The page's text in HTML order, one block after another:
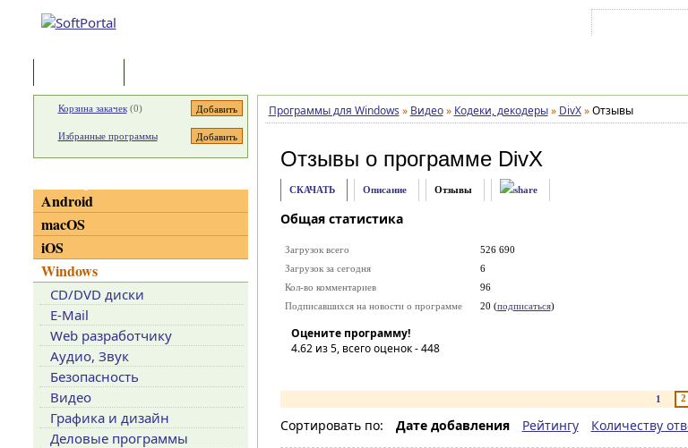
Программы для Windows » Видео » Кодеки, декодеры » DivX » Отзывы
Отзывы о программе DivX
СКАЧАТЬ Описание Отзывы
Общая статистика
Загрузок всего
526 690
Загрузок за сегодня
6
Кол-во комментариев
96
Подписавшихся на новости о программе
20 (подписаться)
Оцените программу!
4.62из 5, всего оценок -448
1 2
Сортировать по: Дате добавления Рейтингу Количеству
Корзина закачек(0)
Избранные программы
Android
macOS
iOS
Windows
CD/DVD диски
E-Mail
Web разработчику
Аудио, Звук
Безопасность
Видео
Графика и дизайн
Деловые программы